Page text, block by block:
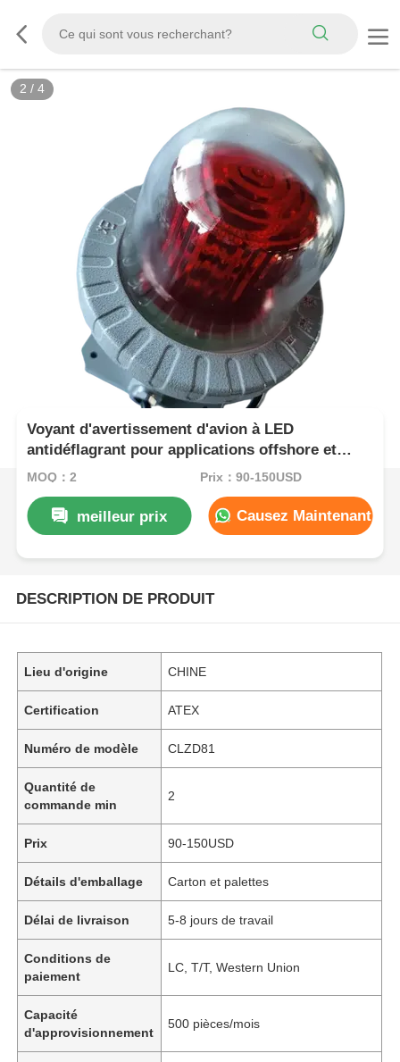
2 / 4
Voyant d'avertissement d'avion à LED
antidéflagrant pour applications offshore et
industrielles
MOQ：2 Prix：90-150USD
meilleur prix Causez Maintenant
DESCRIPTION DE PRODUIT
Lieu d'origine CHINE
Certification ATEX
Numéro de modèle CLZD81
Quantité de
commande min
2
Prix 90-150USD
Détails d'emballage Carton et palettes
Délai de livraison 5-8 jours de travail
Conditions de
paiement
LC, T/T, Western Union
Capacité
d'approvisionnement
500 pièces/mois